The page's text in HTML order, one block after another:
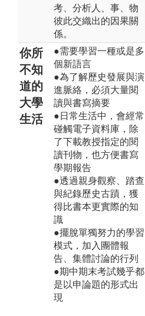
考、分析人、事、物
彼此交織出的因果關
係。
你所
不知
道的
大學
生活
●需要學習一種或是多
個新語言
●為了解歷史發展與演
進脈絡，必須大量閱
讀與書寫摘要
●日常生活中，會經常
碰觸電子資料庫，除
了下載教授指定的閱
讀刊物，也方便書寫
學期報告
●透過親身觀察、踏查
與紀錄歷史古蹟，獲
得比書本更實際的知
識
●擺脫單獨努力的學習
模式，加入團體報
告、集體討論的行列
●期中期末考試幾乎都
是以申論題的形式出
現